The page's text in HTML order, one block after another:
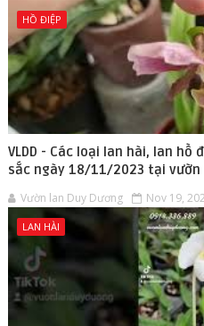
HỒ ĐIỆP
VLDD - Các loại lan hài, lan
sắc ngày 18/11/2023 tại vườn
Vườn lan Duy Dương Nov 19,
LAN HÀI